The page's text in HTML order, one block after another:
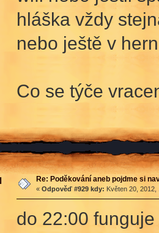
hláška vždy
nebo ještě v
Co se týče
Re: Poděkování aneb pojdme si
« Odpověď #929 kdy: Květen 20, 2012,
do 22:00